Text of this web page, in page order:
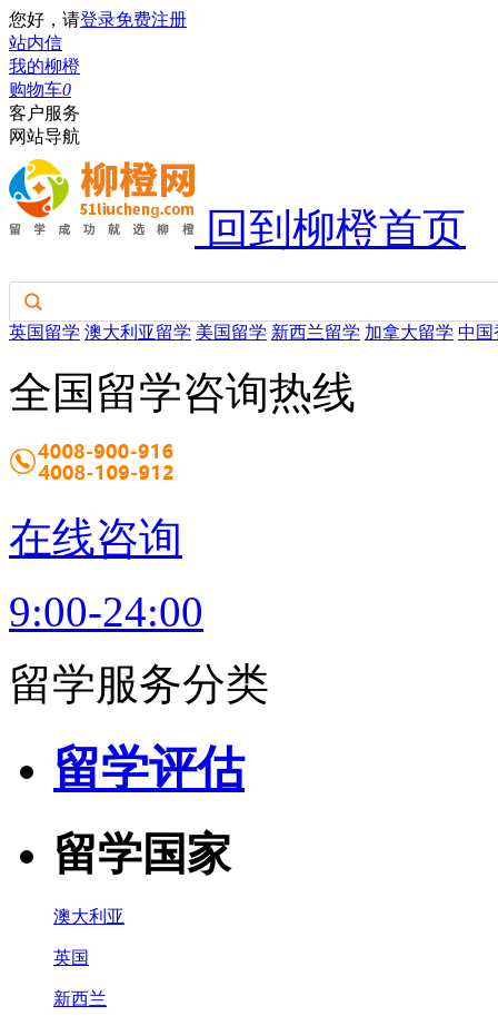
您好，请登录免费注册
站内信
我的柳橙
购物车0
客户服务
网站导航
回到柳橙首页
英国留学 澳大利亚留学 美国留学 新西兰留学 加拿大留学 中国
全国留学咨询热线
在线咨询
9:00-24:00
留学服务分类
留学评估
留学国家
澳大利亚
英国
新西兰